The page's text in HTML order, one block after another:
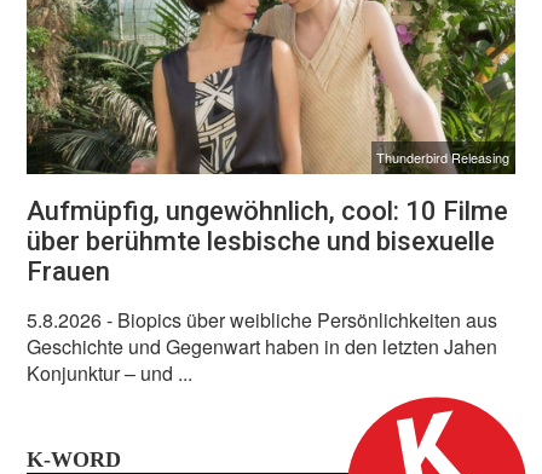
Thunderbird Releasing
Aufmüpfig, ungewöhnlich, cool: 10 Filme
über berühmte lesbische und bisexuelle
Frauen
5.8.2026- Biopics über weibliche Persönlichkeiten aus
Geschichte und Gegenwart haben in den letzten Jahen
Konjunktur – und ...
K-WORD